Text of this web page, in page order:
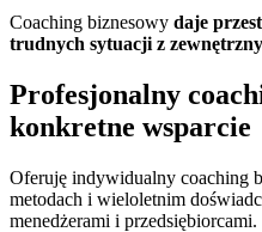
Coaching biznesowy daje
trudnych sytuacji z
Profesjonalny
konkretne wsparcie
Oferuję indywidualny coaching
metodach i wieloletnim
menedżerami i przedsiębiorcami.